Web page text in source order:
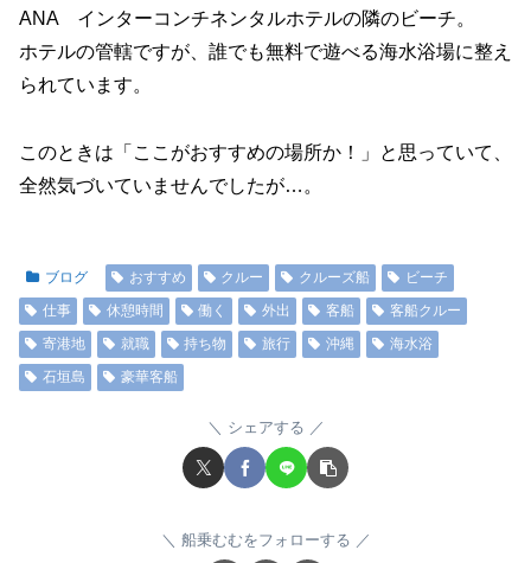
ANA インターコンチネンタルホテルの隣のビーチ。
ホテルの管轄ですが、誰でも無料で遊べる海水浴場に整え
られています。
このときは「ここがおすすめの場所か！」と思っていて、
全然気づいていませんでしたが…。
ブログ おすすめ クルー クルーズ船
ビーチ
仕事
休憩時間 働く 外出 客船
客船クルー
寄港地
就職 持ち物 旅行 沖縄
海水浴
石垣島
豪華客船
シェアする
船乗むむをフォローする